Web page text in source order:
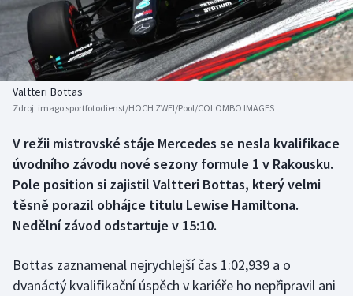
Baseball a softbal
Basketbal
Biatlon
Box
Curling
Florbal
Soutěže
Historické návraty
Aplikace ČT sport
Valtteri Bottas
Zdroj: imago sportfotodienst/HOCH ZWEI/Pool/COLOMBO IMAGES
V režii mistrovské stáje Mercedes se nesla kvalifikace
úvodního závodu nové sezony formule 1 v Rakousku.
Pole position si zajistil Valtteri Bottas, který velmi
těsně porazil obhájce titulu Lewise Hamiltona.
Nedělní závod odstartuje v 15:10.
Bottas zaznamenal nejrychlejší čas 1:02,939 a o
dvanáctý kvalifikační úspěch v kariéře ho nepřipravil ani